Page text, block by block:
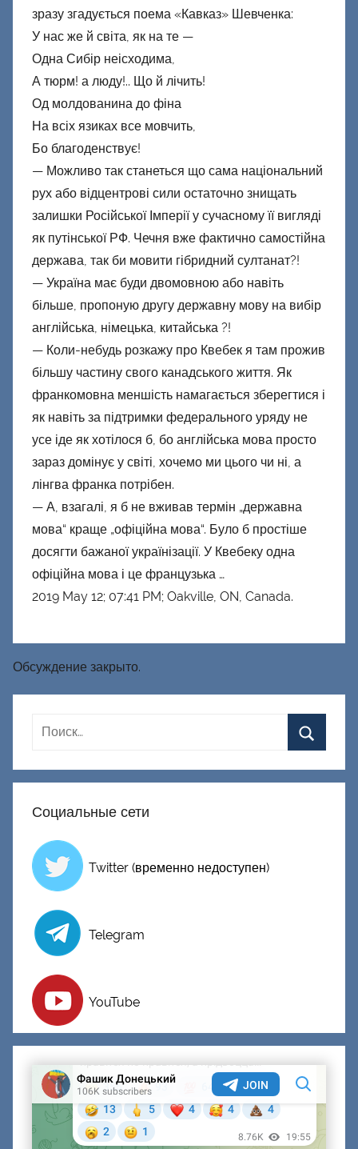
зразу згадується поема «Кавказ» Шевченка:
У нас же й світа, як на те —
Одна Сибір неісходима,
А тюрм! а люду!.. Що й лічить!
Од молдованина до фіна
На всіх язиках все мовчить,
Бо благоденствує!
— Можливо так станеться що сама національний
рух або відцентрові сили остаточно знищать
залишки Російської Імперії у сучасному її вигляді
як путінської РФ. Чечня вже фактично самостійна
держава, так би мовити гібридний султанат?!
— Україна має буди двомовною або навіть
більше, пропоную другу державну мову на вибір
англійська, німецька, китайська ?!
— Коли-небудь розкажу про Квебек я там прожив
більшу частину свого канадського життя. Як
франкомовна меншість намагається зберегтися і
як навіть за підтримки федерального уряду не
усе іде як хотілося б, бо англійська мова просто
зараз домінує у світі, хочемо ми цього чи ні, а
лінгва франка потрібен.
— А, взагалі, я б не вживав термін „державна
мова“ краще „офіційна мова“. Було б простіше
досягти бажаної українізації. У Квебеку одна
офіційна мова і це французька …
2019 May 12; 07:41 PM; Oakville, ON, Canada.
Обсуждение закрыто.
Социальные сети
Twitter (временно недоступен)
Telegram
YouTube